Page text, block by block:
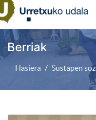
Berriak
Hasiera Sustapen